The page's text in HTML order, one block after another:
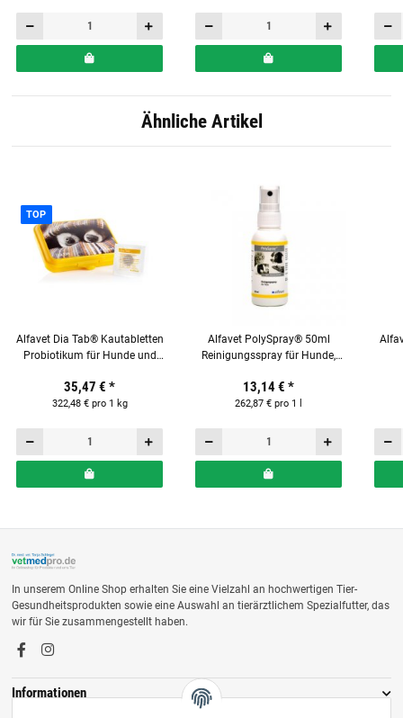
Ähnliche Artikel
TOP
Alfavet Dia Tab® Kautabletten
Probiotikum für Hunde und
5,5 g Tabletten
35,47 € *
322,48 € pro 1 kg
Alfavet PolySpray® 50ml
Reinigungsspray für Hunde,
13,14 € *
262,87 € pro 1 l
In unserem Online Shop erhalten Sie eine Vielzahl an hochwertigen Tier-
Gesundheitsprodukten sowie eine Auswahl an tierärztlichem Spezialfutter, das
wir für Sie zusammengestellt haben.
Informationen